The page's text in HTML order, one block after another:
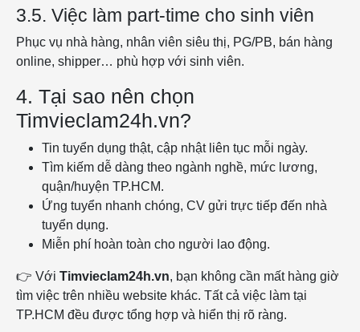
3.5. Việc làm part-time cho sinh viên
Phục vụ nhà hàng, nhân viên siêu thị, PG/PB, bán hàng
online, shipper… phù hợp với sinh viên.
4. Tại sao nên chọn
Timvieclam24h.vn?
Tin tuyển dụng thật, cập nhật liên tục mỗi ngày.
Tìm kiếm dễ dàng theo ngành nghề, mức lương,
quận/huyện TP.HCM.
Ứng tuyển nhanh chóng, CV gửi trực tiếp đến nhà
tuyển dụng.
Miễn phí hoàn toàn cho người lao động.
👉 Với Timvieclam24h.vn, bạn không cần mất hàng giờ
tìm việc trên nhiều website khác. Tất cả việc làm tại
TP.HCM đều được tổng hợp và hiển thị rõ ràng.